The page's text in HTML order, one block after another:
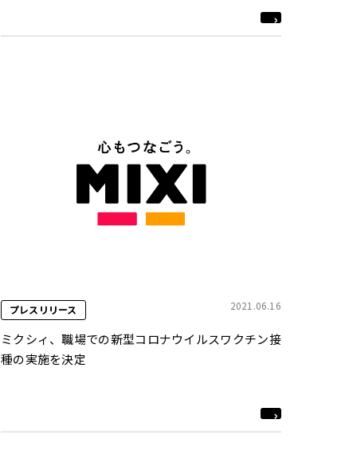
プレスリリース 2021.06.16
ミクシィ、職場での新型コロナウイルスワクチン接
種の実施を決定